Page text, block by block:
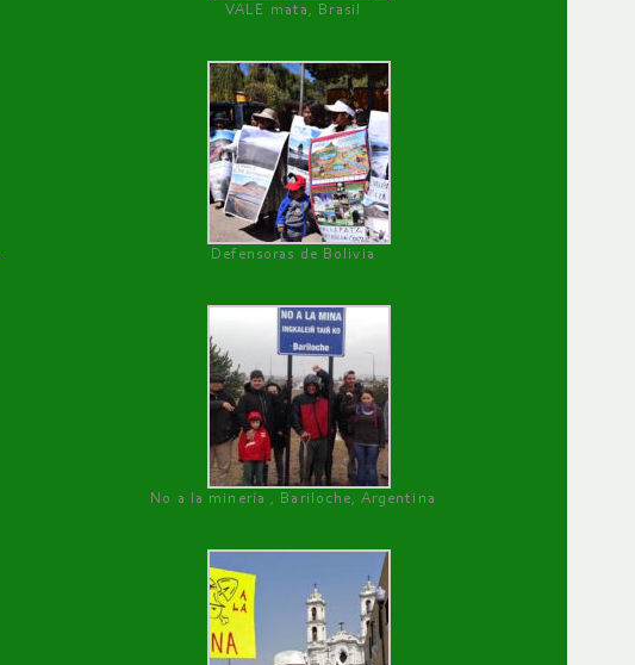
VALE mata, Brasil
Defensoras de Bolivia
No a la minería , Bariloche, Argentina